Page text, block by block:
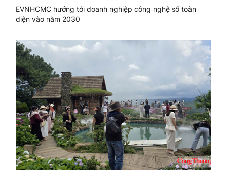
EVNHCMC hướng tới doanh nghiệp công nghệ số toàn
diện vào năm 2030